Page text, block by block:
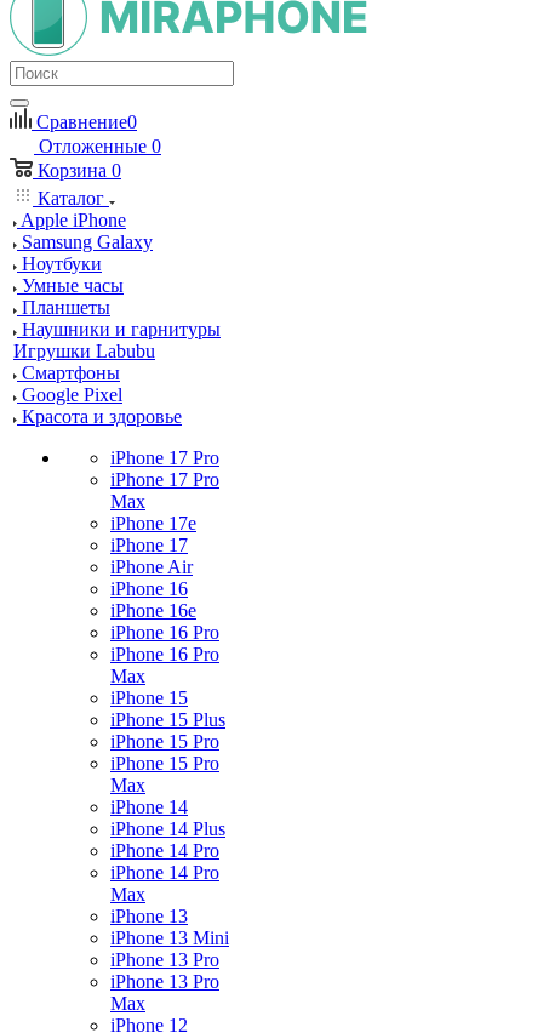
Сравнение0
Отложенные 0
Корзина 0
Каталог
Apple iPhone
Samsung Galaxy
Ноутбуки
Умные часы
Планшеты
Наушники и гарнитуры
Игрушки Labubu
Смартфоны
Google Pixel
Красота и здоровье
iPhone 17 Pro
iPhone 17 Pro
Max
iPhone 17e
iPhone 17
iPhone Air
iPhone 16
iPhone 16e
iPhone 16 Pro
iPhone 16 Pro
Max
iPhone 15
iPhone 15 Plus
iPhone 15 Pro
iPhone 15 Pro
Max
iPhone 14
iPhone 14 Plus
iPhone 14 Pro
iPhone 14 Pro
Max
iPhone 13
iPhone 13 Mini
iPhone 13 Pro
iPhone 13 Pro
Max
iPhone 12